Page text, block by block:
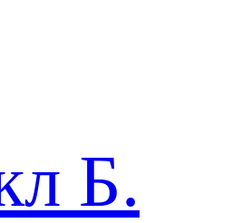
Б.